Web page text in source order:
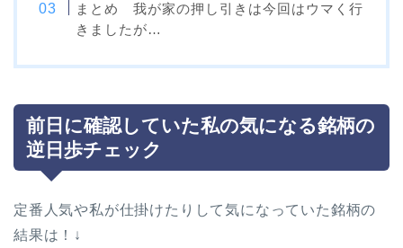
まとめ 我が家の押し引きは今回はウマく行
きましたが…
前日に確認していた私の気になる銘柄の
逆日歩チェック
定番人気や私が仕掛けたりして気になっていた銘柄の
結果は！↓